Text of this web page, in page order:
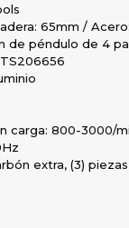
65mm /
de péndulo de 4
carga: 800-3000/
extra, (3)